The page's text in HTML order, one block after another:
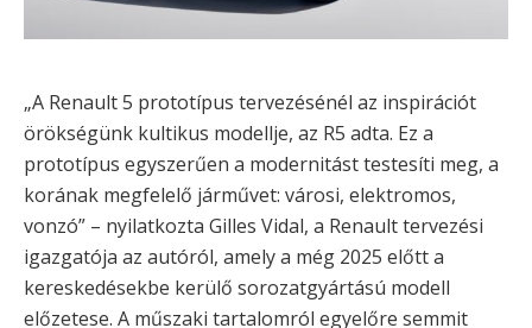
„A Renault 5 prototípus tervezésénél az inspirációt
örökségünk kultikus modellje, az R5 adta. Ez a
prototípus egyszerűen a modernitást testesíti meg, a
korának megfelelő járművet: városi, elektromos,
vonzó” – nyilatkozta Gilles Vidal, a Renault tervezési
igazgatója az autóról, amely a még 2025 előtt a
kereskedésekbe kerülő sorozatgyártású modell
előzetese. A műszaki tartalomról egyelőre semmit